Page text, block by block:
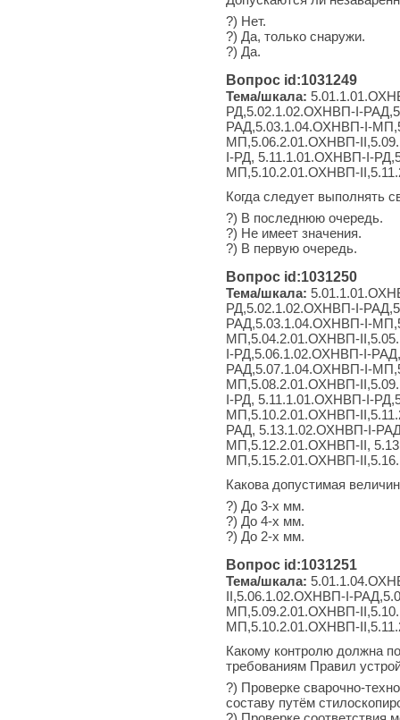
?) Нет.
?) Да, только снаружи.
?) Да.
Вопрос id:1031249
Тема/шкала:
РД,5.02.1.02.ОХНВП-I-
РАД,5.03.1.04.ОХНВП-I-
МП,5.06.2.01.ОХНВП-
I-РД, 5.11.1.01.ОХНВП-I-
МП,5.10.2.01.ОХНВП-
Когда следует выполнять
?) В последнюю очередь.
?) Не имеет значения.
?) В первую очередь.
Вопрос id:1031250
Тема/шкала:
РД,5.02.1.02.ОХНВП-I-
РАД,5.03.1.04.ОХНВП-I-
МП,5.04.2.01.ОХНВП-
I-РД,5.06.1.02.ОХНВП-I-
РАД,5.07.1.04.ОХНВП-I-
МП,5.08.2.01.ОХНВП-
I-РД, 5.11.1.01.ОХНВП-I-
МП,5.10.2.01.ОХНВП-
РАД, 5.13.1.02.ОХНВП-I-
МП,5.12.2.01.ОХНВП-II,
МП,5.15.2.01.ОХНВП-
Какова допустимая
?) До 3-х мм.
?) До 4-х мм.
?) До 2-х мм.
Вопрос id:1031251
Тема/шкала:
II,5.06.1.02.ОХНВП-I-
МП,5.09.2.01.ОХНВП-
МП,5.10.2.01.ОХНВП-
Какому контролю должна
требованиям Правил
?) Проверке сварочно-
составу путём